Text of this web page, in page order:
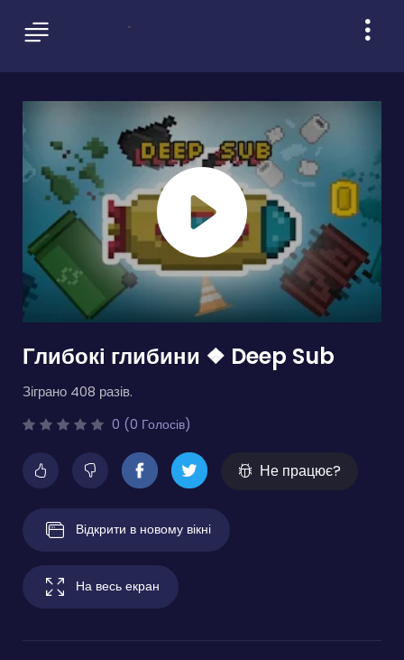
Глибокі глибини ❖ Deep Sub
Зіграно 408 разів.
0 (0 Голосів)
Не працює?
Відкрити в новому вікні
На весь екран